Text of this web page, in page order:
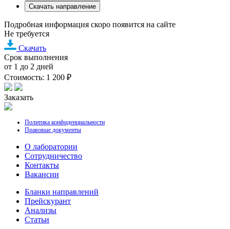
Скачать направление
Подробная информация скоро появится на сайте
Не требуется
Скачать
Срок выполнения
от 1 до 2 дней
Стоимость: 1 200 ₽
Заказать
Политика конфиденциальности
Правовые документы
О лаборатории
Cотрудничество
Контакты
Вакансии
Бланки направлений
Прейскурант
Анализы
Статьи